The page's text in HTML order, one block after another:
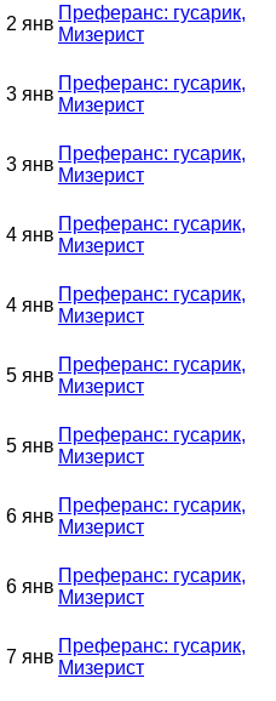
2 янв
Преферанс: гусарик,
Мизерист
3 янв
Преферанс: гусарик,
Мизерист
3 янв
Преферанс: гусарик,
Мизерист
4 янв
Преферанс: гусарик,
Мизерист
4 янв
Преферанс: гусарик,
Мизерист
5 янв
Преферанс: гусарик,
Мизерист
5 янв
Преферанс: гусарик,
Мизерист
6 янв
Преферанс: гусарик,
Мизерист
6 янв
Преферанс: гусарик,
Мизерист
7 янв
Преферанс: гусарик,
Мизерист